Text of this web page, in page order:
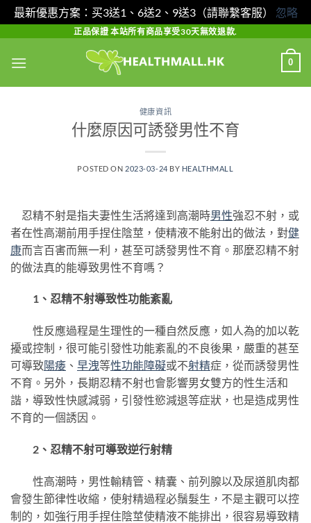
最新優惠方案：买3送1、6送2、9送3（請聯繫客服） 忽略
content
正品保證 本站所有商品享受30天無效退款.
0
健康資訊
什麼原因可誘發男性不育
POSTED ON 2023-03-24 BY HEALTHMALL
忍精不射是指夫妻性生活將達到高潮時男性強忍不射，或
者在性高潮前用手捏住陰莖，使精液不能射出的做法，對健
康而言百害而無一利，甚至可誘發男性不育。那麼忍精不射
的做法真的能導致男性不育嗎？
1、忍精不射導致性功能紊亂
性反應過程是生理性的一種自然反應，如人為的加以乾
擾或控制，很可能引發性功能紊亂的不良後果，嚴重的甚至
可導致陽痿 、 早洩等性功能障礙或不射精症，從而誘發男性
不育。另外，長期忍精不射也會影響男女雙方的性生活和
諧，導致性快感減弱，引發性慾減退等症狀，也是造成男性
不育的一個誘因。
2、忍精不射可導致逆行射精
性高潮時，男性輸精管、精囊、前列腺以及尿道肌肉都
會發生節律性收縮，使射精過程必鬚髮生，不是主觀可以控
制的，如強行用手捏住陰莖使精液不能排出，很容易導致精